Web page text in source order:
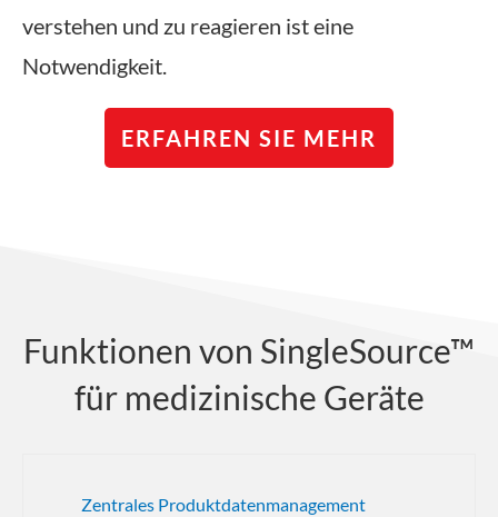
verstehen und zu reagieren ist eine
Notwendigkeit.
ERFAHREN SIE MEHR
Funktionen von SingleSource™
für medizinische Geräte
Zentrales Produktdatenmanagement